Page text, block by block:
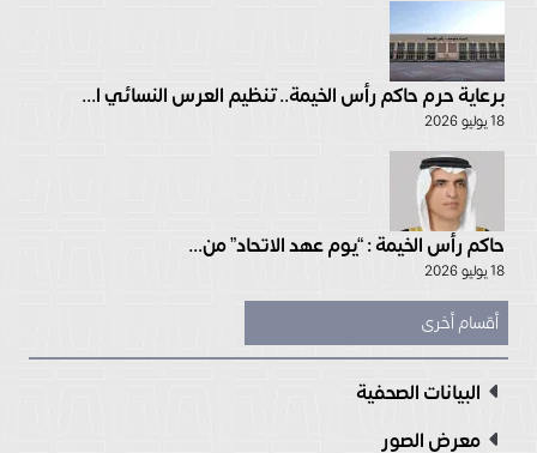
برعاية حرم حاكم رأس الخيمة.. تنظيم العرس النسائي ا...
18 يوليو 2026
حاكم رأس الخيمة : “يوم عهد الاتحاد” من...
18 يوليو 2026
أقسام أخرى
البيانات الصحفية
معرض الصور